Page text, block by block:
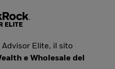
Elite, il sito
e Wholesale del